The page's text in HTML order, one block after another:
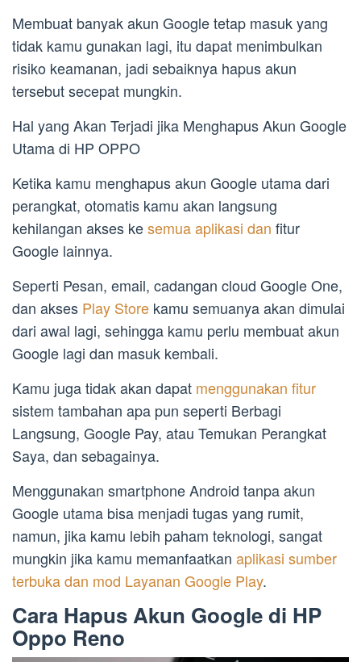
Membuat banyak akun Google tetap masuk yang
tidak kamu gunakan lagi, itu dapat menimbulkan
risiko keamanan, jadi sebaiknya hapus akun
tersebut secepat mungkin.
Hal yang Akan Terjadi jika Menghapus Akun Google
Utama di HP OPPO
Ketika kamu menghapus akun Google utama dari
perangkat, otomatis kamu akan langsung
kehilangan akses kesemua aplikasi dan fitur
Google lainnya.
Seperti Pesan, email, cadangan cloud Google One,
dan akses Play Store kamu semuanya akan dimulai
dari awal lagi, sehingga kamu perlu membuat akun
Google lagi dan masuk kembali.
Kamu juga tidak akan dapat menggunakan fitur
sistem tambahan apa pun seperti Berbagi
Langsung, Google Pay, atau Temukan Perangkat
Saya, dan sebagainya.
Menggunakan smartphone Android tanpa akun
Google utama bisa menjadi tugas yang rumit,
namun, jika kamu lebih paham teknologi, sangat
mungkin jika kamu memanfaatkan aplikasi sumber
terbuka dan mod Layanan Google Play.
Cara Hapus Akun Google di HP
Oppo Reno